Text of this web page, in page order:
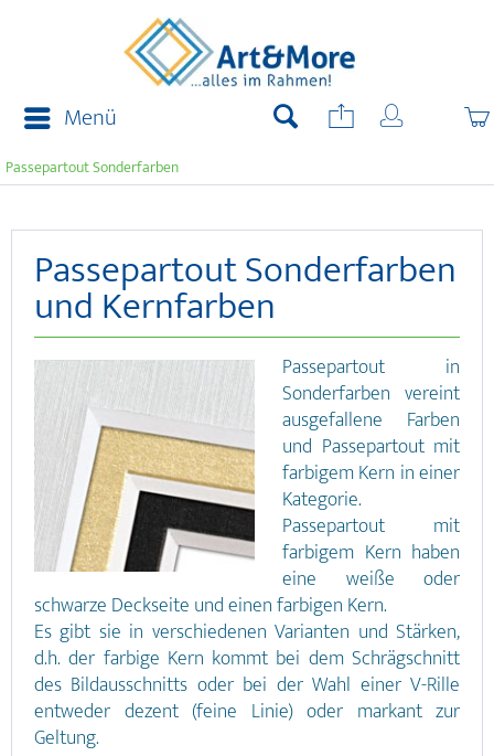
Menü
Passepartout Sonderfarben
Passepartout Sonderfarben
und Kernfarben
Passepartout in
Sonderfarben vereint
ausgefallene Farben
und Passepartout mit
farbigem Kern in einer
Kategorie.
Passepartout mit
farbigem Kern haben
eine weiße oder
schwarze Deckseite und einen farbigen Kern.
Es gibt sie in verschiedenen Varianten und Stärken,
d.h. der farbige Kern kommt bei dem Schrägschnitt
des Bildausschnitts oder bei der Wahl einer V-Rille
entweder dezent (feine Linie) oder markant zur
Geltung.